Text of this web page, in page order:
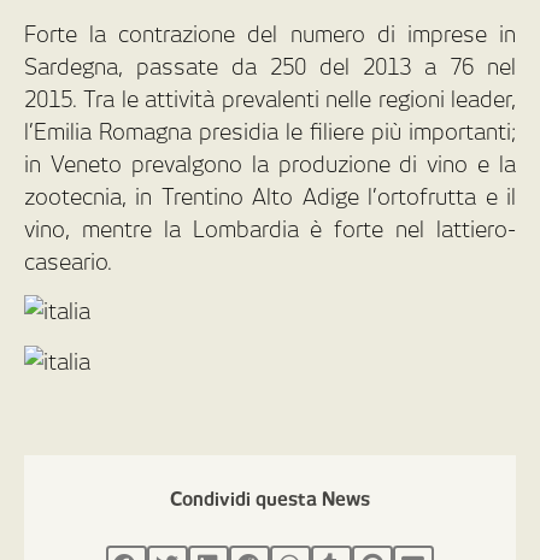
Forte la contrazione del numero di imprese in
Sardegna, passate da 250 del 2013 a 76 nel
2015. Tra le attività prevalenti nelle regioni leader,
l’Emilia Romagna presidia le filiere più importanti;
in Veneto prevalgono la produzione di vino e la
zootecnia, in Trentino Alto Adige l’ortofrutta e il
vino, mentre la Lombardia è forte nel lattiero-
caseario.
Condividi questa News